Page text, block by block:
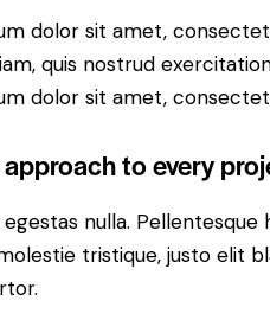
dolor sit amet,
quis nostrud
dolor sit amet,
to every
nulla.
tristique, justo elit